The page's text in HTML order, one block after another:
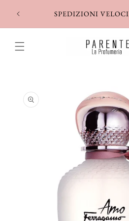
direttamente
SPEDIZIONI
informazioni
sul prodotto